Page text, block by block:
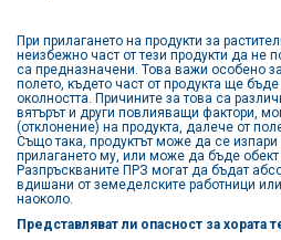
При прилагането на продукти за
неизбежно част от тези продукти да не
са предназначени. Това важи особено
полето, където част от продукта ще
околността. Причините за това са
вятърът и други повлияващи фактори,
(отклонение) на продукта, далече от
Също така, продуктът може да се
прилагането му, или може да бъде
Разпръскваните ПРЗ могат да бъдат
вдишани от земеделските работници
наоколо.
Представляват ли опасност за хората